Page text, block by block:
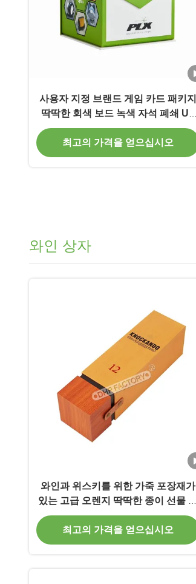
사용자 지정 브랜드 게임 카드 패키지
딱딱한 회색 보드 녹색 자석 폐쇄 UV
로고
최고의 가격을 얻으십시오
와인 상자
와인과 위스키를 위한 가죽 포장재가
있는 고급 오렌지 딱딱한 종이 선물 상
자
최고의 가격을 얻으십시오